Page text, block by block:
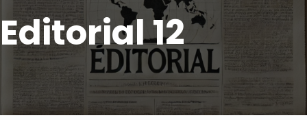
Editorial 12